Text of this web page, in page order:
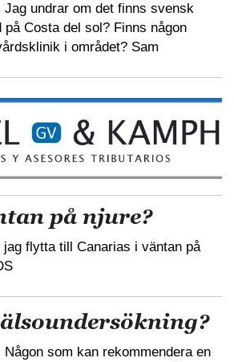
Jag undrar om det finns svensk
Costa del sol? Finns någon
i området? Sam
på njure?
jag flytta till Canarias i väntan på
Någon som kan rekommendera en